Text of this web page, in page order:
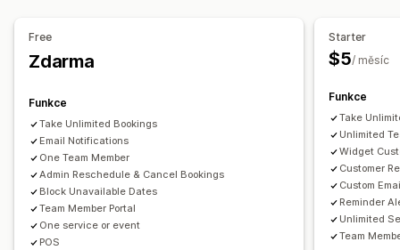
Přihlašování na akcích
Aktualizace v reálném čase
Zálohy Správa zaměstnanců
Přizpůsobení
Rezervační stránky
Vlastní vstupenky
Vlastní formuláře Vlastní notifikace
Prosazování značky
Vlastní CSS
Free
Zdarma
Funkce
Take Unlimited Bookings
Email Notifications
One Team Member
Admin Reschedule & Cancel Bookings
Block Unavailable Dates
Team Member Portal
One service or event
POS
Starter
$5/ měsíc
Funkce
Take
Unlimited
Widget
Customer
Custom
Reminder
Unlimited
Team